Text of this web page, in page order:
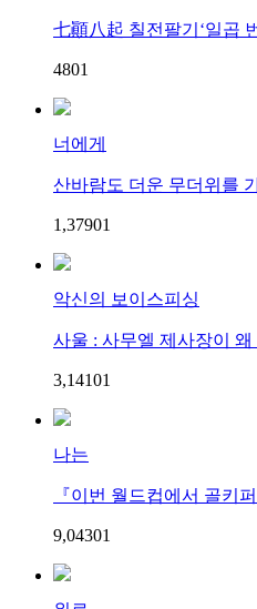
七顚八起 칠전팔기‘일곱
4801
너에게
산바람도 더운 무더위를
1,37901
악신의 보이스피싱
사울 : 사무엘 제사장이
3,14101
나는
『이번 월드컵에서 골키
9,04301